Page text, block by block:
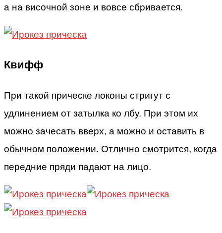
а на височной зоне и вовсе сбривается.
Квифф
При такой прическе локоны стригут с
удлинением от затылка ко лбу. При этом их
можно зачесать вверх, а можно и оставить в
обычном положении. Отлично смотрится, когда
передние пряди падают на лицо.